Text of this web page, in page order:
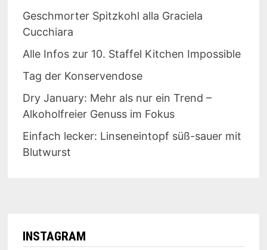
Geschmorter Spitzkohl alla Graciela
Cucchiara
Alle Infos zur 10. Staffel Kitchen Impossible
Tag der Konservendose
Dry January: Mehr als nur ein Trend –
Alkoholfreier Genuss im Fokus
Einfach lecker: Linseneintopf süß-sauer mit
Blutwurst
INSTAGRAM